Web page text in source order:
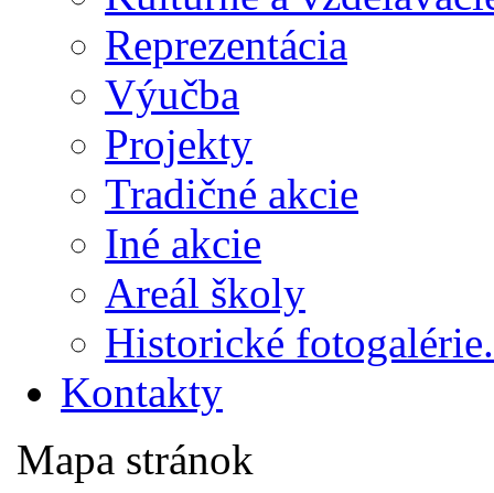
Reprezentácia
Výučba
Projekty
Tradičné akcie
Iné akcie
Areál školy
Historické
Kontakty
Mapa stránok